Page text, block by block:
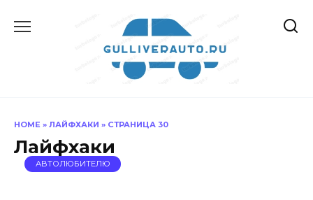
HOME » ЛАЙФХАКИ » СТРАНИЦА 30
Лайфхаки
АВТОЛЮБИТЕЛЮ